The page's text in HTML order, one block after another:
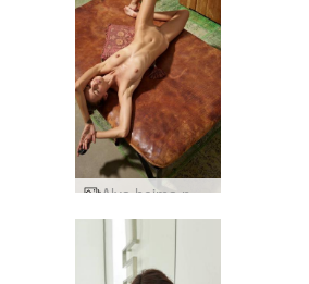
Alya heima nektarmyndir